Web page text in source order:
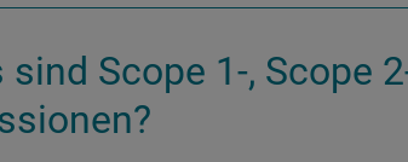
sind Scope 1-, Scope